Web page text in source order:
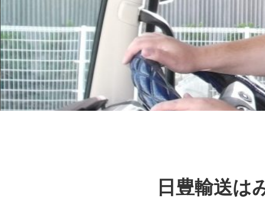
日豊輸送は